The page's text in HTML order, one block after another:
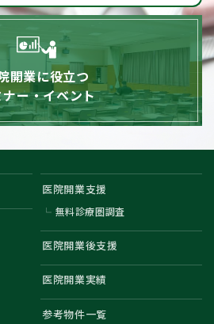
開業に役立つ
ー・イベント
医院開業支援
無料診療圏調査
医院開業後支援
医院開業実績
参考物件一覧